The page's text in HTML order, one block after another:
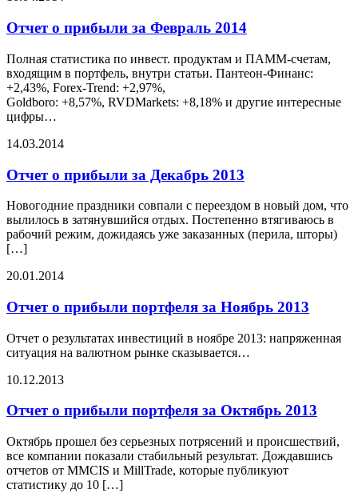
Отчет о прибыли за Февраль 2014
Полная статистика по инвест. продуктам и ПАММ-счетам,
входящим в портфель, внутри статьи. Пантеон-Финанс:
+2,43%, Forex-Trend: +2,97%,
Goldboro: +8,57%, RVDMarkets: +8,18% и другие интересные
цифры…
14.03.2014
Отчет о прибыли за Декабрь 2013
Новогодние праздники совпали с переездом в новый дом, что
вылилось в затянувшийся отдых. Постепенно втягиваюсь в
рабочий режим, дожидаясь уже заказанных (перила, шторы)
[…]
20.01.2014
Отчет о прибыли портфеля за Ноябрь 2013
Отчет о результатах инвестиций в ноябре 2013: напряженная
ситуация на валютном рынке сказывается…
10.12.2013
Отчет о прибыли портфеля за Октябрь 2013
Октябрь прошел без серьезных потрясений и происшествий,
все компании показали стабильный результат. Дождавшись
отчетов от MMCIS и MillTrade, которые публикуют
статистику до 10 […]